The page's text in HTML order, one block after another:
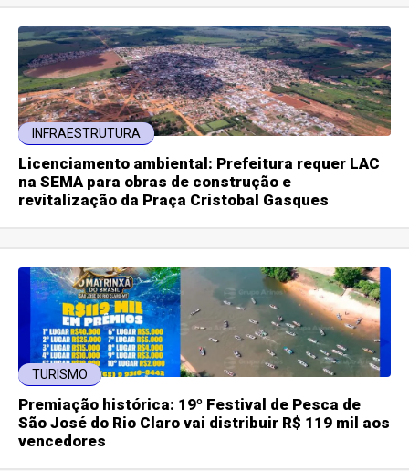
INFRAESTRUTURA
Licenciamento ambiental: Prefeitura requer LAC
na SEMA para obras de construção e
revitalização da Praça Cristobal Gasques
TURISMO
Premiação histórica: 19º Festival de Pesca de
São José do Rio Claro vai distribuir R$ 119 mil aos
vencedores